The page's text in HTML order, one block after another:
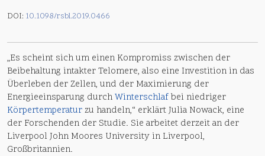
DOI: 10.1098/rsbl.2019.0466
„Es scheint sich um einen Kompromiss zwischen der
Beibehaltung intakter Telomere, also eine Investition in das
Überleben der Zellen, und der Maximierung der
Energieeinsparung durchWinterschlafbei niedriger
Körpertemperaturzu handeln,“ erklärt Julia Nowack, eine
der Forschenden der Studie. Sie arbeitet derzeit an der
Liverpool John Moores University in Liverpool,
Großbritannien.